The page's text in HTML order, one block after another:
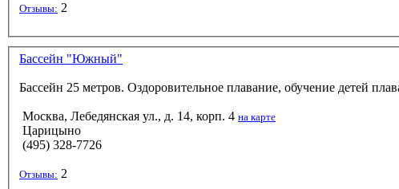
Отзывы: 2
Бассейн "Южный"
Бассейн 25 метров. Оздоровительное плавание, обучение детей
Москва, Лебедянская ул., д. 14, корп. 4 на карте
Царицыно
(495) 328-7726
Отзывы: 2